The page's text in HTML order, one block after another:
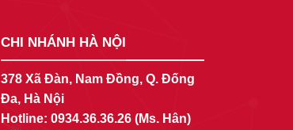
CHI NHÁNH HÀ NỘI
378 Xã Đàn, Nam Đồng, Q. Đống
Đa, Hà Nội
Hotline: 0934.36.36.26(Ms. Hân)